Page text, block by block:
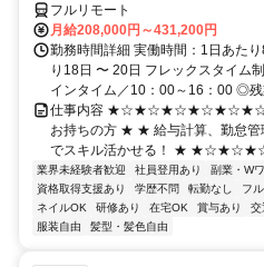
フルリモート
月給208,000円～431,200円
勤務時間詳細 実働時間：1日あた
り18日 〜 20日 フレックスタイム
インタイム／10：00～16：00 ◎
仕事内容
お持ちの方 ★ ★ 給与計算、勤怠
でスキル活かせる！ ★
業界未経験者歓迎 社員登用あり 副業・W
資格取得支援あり
学歴不問 転勤なし フ
ネイルOK
研修あり 在宅OK 賞与あり 交
服装自由
髪型・髪色自由